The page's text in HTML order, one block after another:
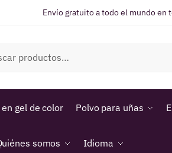
Envío gratuito a todo el mundo en
gel de color Polvo para uñas
somos Idioma